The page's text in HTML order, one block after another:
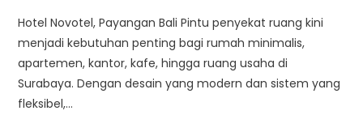
Hotel Novotel, Payangan Bali Pintu penyekat ruang kini
menjadi kebutuhan penting bagi rumah minimalis,
apartemen, kantor, kafe, hingga ruang usaha di
Surabaya. Dengan desain yang modern dan sistem yang
fleksibel,…